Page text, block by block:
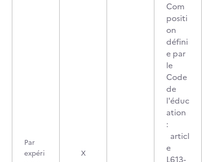
Par
expéri
X
Com
positi
on
défini
e par
le
Code
de
l'éduc
ation
:
articl
e
L613-